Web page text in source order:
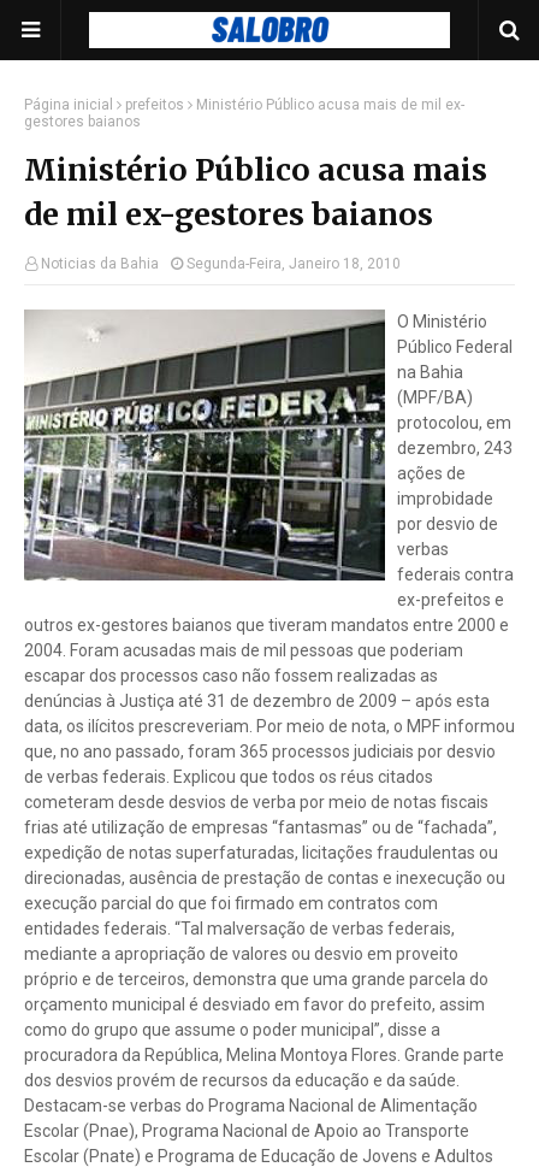
Página inicial prefeitos
Ministério Público acusa mais de mil ex-
gestores baianos
Ministério Público acusa mais
de mil ex-gestores baianos
Noticias da Bahia Segunda-Feira, Janeiro 18, 2010
O Ministério
Público Federal
na Bahia
(MPF/BA)
protocolou, em
dezembro, 243
ações de
improbidade
por desvio de
verbas
federais contra
ex-prefeitos e
outros ex-gestores baianos que tiveram mandatos entre 2000 e
2004. Foram acusadas mais de mil pessoas que poderiam
escapar dos processos caso não fossem realizadas as
denúncias à Justiça até 31 de dezembro de 2009 – após esta
data, os ilícitos prescreveriam. Por meio de nota, o MPF informou
que, no ano passado, foram 365 processos judiciais por desvio
de verbas federais. Explicou que todos os réus citados
cometeram desde desvios de verba por meio de notas fiscais
frias até utilização de empresas “fantasmas” ou de “fachada”,
expedição de notas superfaturadas, licitações fraudulentas ou
direcionadas, ausência de prestação de contas e inexecução ou
execução parcial do que foi firmado em contratos com
entidades federais. “Tal malversação de verbas federais,
mediante a apropriação de valores ou desvio em proveito
próprio e de terceiros, demonstra que uma grande parcela do
orçamento municipal é desviado em favor do prefeito, assim
como do grupo que assume o poder municipal”, disse a
procuradora da República, Melina Montoya Flores. Grande parte
dos desvios provém de recursos da educação e da saúde.
Destacam-se verbas do Programa Nacional de Alimentação
Escolar (Pnae), Programa Nacional de Apoio ao Transporte
Escolar (Pnate) e Programa de Educação de Jovens e Adultos